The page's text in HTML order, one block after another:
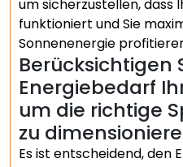
um sicherzustellen, dass
funktioniert und Sie
Sonnenenergie
Berücksichtigen
Energiebedarf
um die richtige
zu
Es ist entscheidend, den